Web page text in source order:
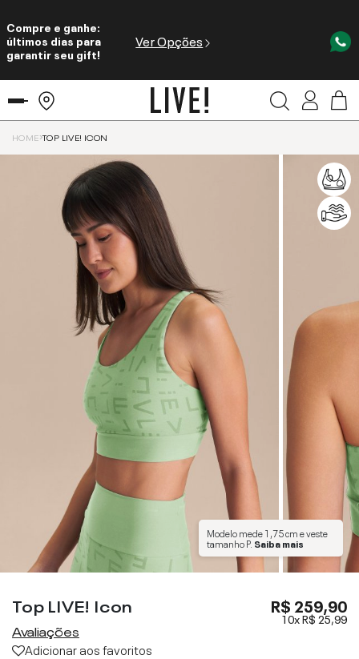
Compre e ganhe:
últimos dias para
garantir seu gift!
Ver Opções
HOME TOP LIVE! ICON
Modelo mede1,75 cme veste
tamanhoP. Saiba mais
Top LIVE! Icon
Avaliações
Adicionar aos favoritos
R$ 259,90
10xR$ 25,99